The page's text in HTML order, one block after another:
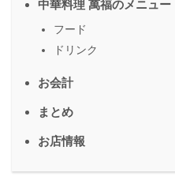
中華料理 萬福のメニュー
フード
ドリンク
お会計
まとめ
お店情報